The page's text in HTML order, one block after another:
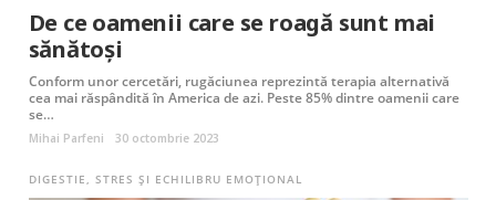
De ce oamenii care se roagă sunt mai
sănătoşi
Conform unor cercetări, rugăciunea reprezintă terapia alternativă
cea mai răspândită în America de azi. Peste 85% dintre oamenii care
se…
Mihai Parfeni 30 octombrie 2023
DIGESTIE, STRES ȘI ECHILIBRU EMOȚIONAL